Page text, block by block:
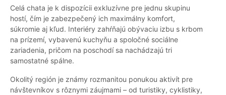
Celá chata je k dispozícii exkluzívne pre jednu skupinu
hostí, čím je zabezpečený ich maximálny komfort,
súkromie aj kľud. Interiéry zahŕňajú obývaciu izbu s krbom
na prízemí, vybavenú kuchyňu a spoločné sociálne
zariadenia, pričom na poschodí sa nachádzajú tri
samostatné spálne.
Okolitý región je známy rozmanitou ponukou aktivít pre
návštevníkov s rôznymi záujmami – od turistiky, cyklistiky,